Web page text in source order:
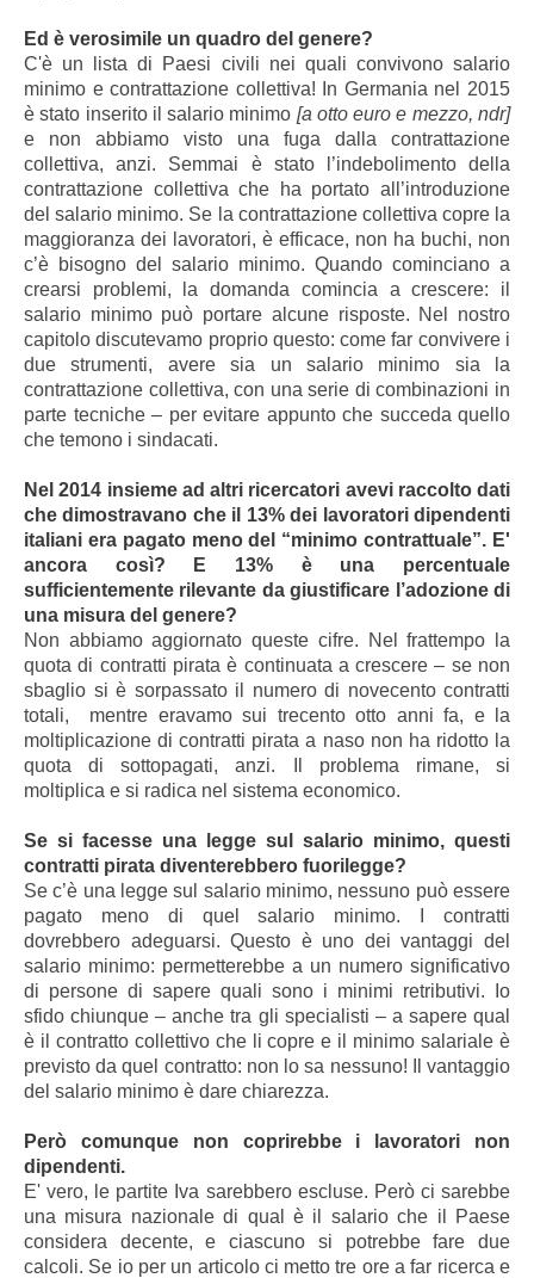
Ed è verosimile un quadro del genere?
C'è un lista di Paesi civili nei quali convivono salario
minimo e contrattazione collettiva! In Germania nel 2015
è stato inserito il salario minimo [a otto euro e mezzo, ndr]
e non abbiamo visto una fuga dalla contrattazione
collettiva, anzi. Semmai è stato l’indebolimento della
contrattazione collettiva che ha portato all’introduzione
del salario minimo. Se la contrattazione collettiva copre la
maggioranza dei lavoratori, è efficace, non ha buchi, non
c’è bisogno del salario minimo. Quando cominciano a
crearsi problemi, la domanda comincia a crescere: il
salario minimo può portare alcune risposte. Nel nostro
capitolo discutevamo proprio questo: come far convivere i
due strumenti, avere sia un salario minimo sia la
contrattazione collettiva, con una serie di combinazioni in
parte tecniche – per evitare appunto che succeda quello
che temono i sindacati.
Nel 2014 insieme ad altri ricercatori avevi raccolto dati
che dimostravano che il 13% dei lavoratori dipendenti
italiani era pagato meno del “minimo contrattuale”. E'
ancora così? E 13% è una percentuale
sufficientemente rilevante da giustificare l’adozione di
una misura del genere?
Non abbiamo aggiornato queste cifre. Nel frattempo la
quota di contratti pirata è continuata a crescere – se non
sbaglio si è sorpassato il numero di novecento contratti
totali, mentre eravamo sui trecento otto anni fa, e la
moltiplicazione di contratti pirata a naso non ha ridotto la
quota di sottopagati, anzi. Il problema rimane, si
moltiplica e si radica nel sistema economico.
Se si facesse una legge sul salario minimo, questi
contratti pirata diventerebbero fuorilegge?
Se c’è una legge sul salario minimo, nessuno può essere
pagato meno di quel salario minimo. I contratti
dovrebbero adeguarsi. Questo è uno dei vantaggi del
salario minimo: permetterebbe a un numero significativo
di persone di sapere quali sono i minimi retributivi. Io
sfido chiunque – anche tra gli specialisti – a sapere qual
è il contratto collettivo che li copre e il minimo salariale è
previsto da quel contratto: non lo sa nessuno! Il vantaggio
del salario minimo è dare chiarezza.
Però comunque non coprirebbe i lavoratori non
dipendenti.
E' vero, le partite Iva sarebbero escluse. Però ci sarebbe
una misura nazionale di qual è il salario che il Paese
considera decente, e ciascuno si potrebbe fare due
calcoli. Se io per un articolo ci metto tre ore a far ricerca e